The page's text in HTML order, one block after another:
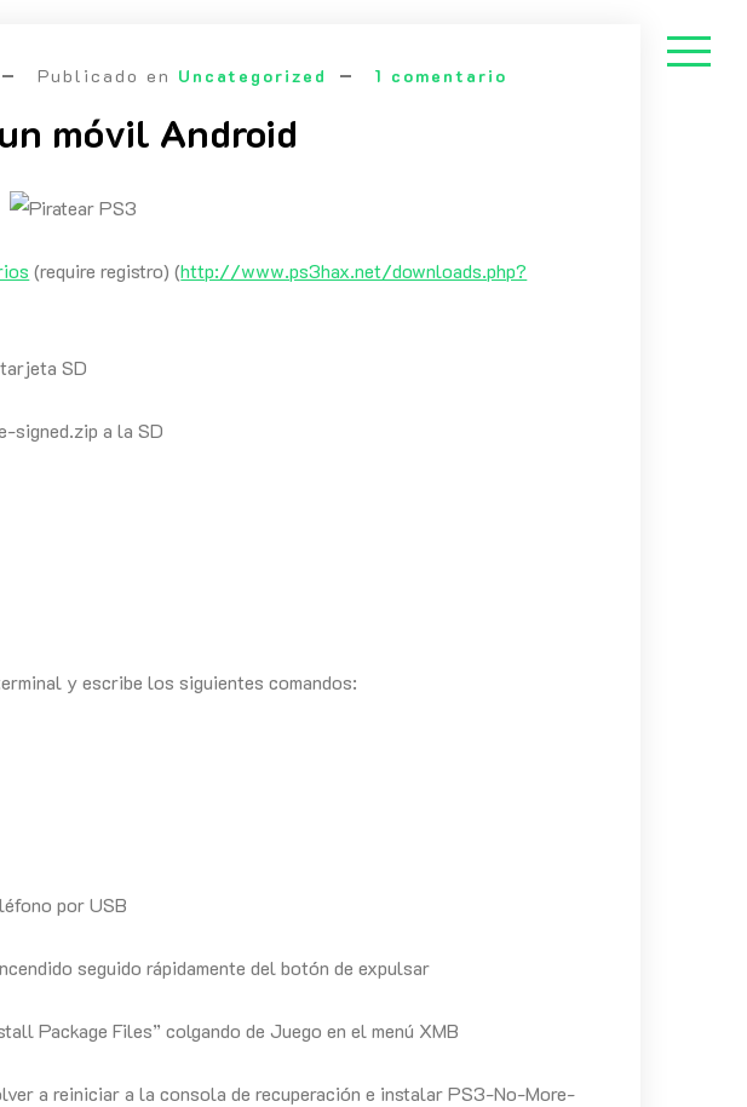
Publicado en Uncategorized 1 comentario
móvil Android
(require registro) (http://www.ps3hax.net/downloads.php?
SD
signed.zip a la SD
y escribe los siguientes comandos:
por USB
seguido rápidamente del botón de expulsar
Package Files” colgando de Juego en el menú XMB
a reiniciar a la consola de recuperación e instalar PS3-No-More-